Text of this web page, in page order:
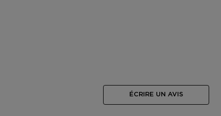
ÉCRIRE UN AVIS